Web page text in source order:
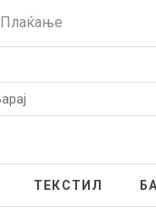
Плаќање
ТЕКСТИЛ